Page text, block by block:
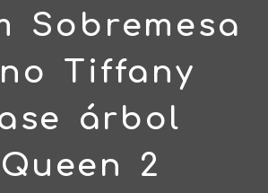
Sobremesa
Tiffany
árbol
2